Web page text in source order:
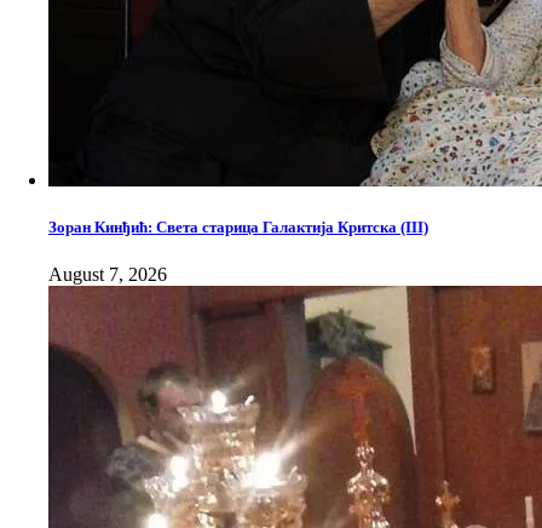
Зоран Кинђић: Света старица Галактија Критска (III)
August 7, 2026